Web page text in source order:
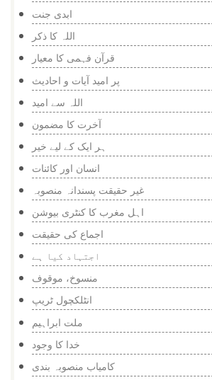
ابدی جنت
اللہ کا ذکر
قرآن فہمی کا معیار
پر امید آیات و احادیث
اللہ سے امید
آخرت کا مضمون
ہر ایک کے لیے خیر
انسان اور کائنات
غیر حقیقت پسندانہ منصوبہ
اہل مغرب کا کنٹری بیوشن
اجماع کی حقیقت
اجتہاد کیا ہے
منسوخ، موقوف
انٹلکچول ٹریپ
ملت ابراہیم
خدا کا وجود
کامیاب منصوبہ بندی